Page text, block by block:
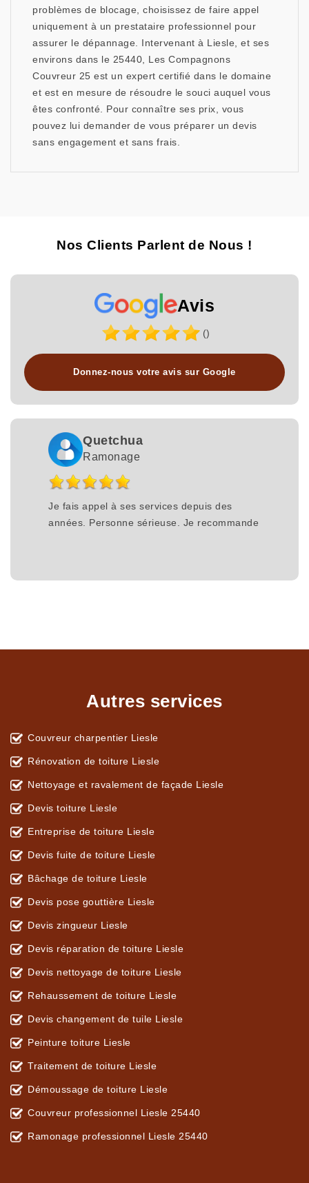
problèmes de blocage, choisissez de faire appel
uniquement à un prestataire professionnel pour
assurer le dépannage. Intervenant à Liesle, et ses
environs dans le 25440, Les Compagnons
Couvreur 25 est un expert certifié dans le domaine
et est en mesure de résoudre le souci auquel vous
êtes confronté. Pour connaître ses prix, vous
pouvez lui demander de vous préparer un devis
sans engagement et sans frais.
Nos Clients Parlent de Nous !
Avis
()
Donnez-nous votre avis sur Google
Quetchua
Ramonage
Je fais appel à ses services depuis des
années. Personne sérieuse. Je recommande
Autres services
Couvreur charpentier Liesle
Rénovation de toiture Liesle
Nettoyage et ravalement de façade Liesle
Devis toiture Liesle
Entreprise de toiture Liesle
Devis fuite de toiture Liesle
Bâchage de toiture Liesle
Devis pose gouttière Liesle
Devis zingueur Liesle
Devis réparation de toiture Liesle
Devis nettoyage de toiture Liesle
Rehaussement de toiture Liesle
Devis changement de tuile Liesle
Peinture toiture Liesle
Traitement de toiture Liesle
Démoussage de toiture Liesle
Couvreur professionnel Liesle 25440
Ramonage professionnel Liesle 25440